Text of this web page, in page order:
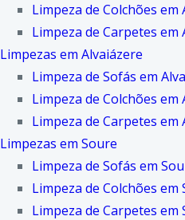
Limpeza de Colchões em
Limpeza de Carpetes em
Limpezas em Alvaiázere
Limpeza de Sofás em
Limpeza de Colchões em
Limpeza de Carpetes em
Limpezas em Soure
Limpeza de Sofás em
Limpeza de Colchões em
Limpeza de Carpetes em